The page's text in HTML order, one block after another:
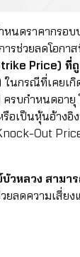
ดราคากรอ
ช่วยลดโอกา
Price)
ในกรณีที่เคยเ
รบกำหนดอา
เป็นหุ้นอ้างอิ
Out
หลวง สามา
ยลดความเสี่ย